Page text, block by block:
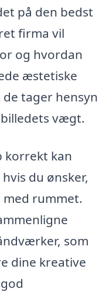
på den bedst
firma vil
og hvordan
æstetiske
tager hensyn
vægt.
korrekt kan
du ønsker,
rummet.
som
dine kreative